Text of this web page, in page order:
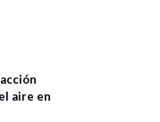
aire en